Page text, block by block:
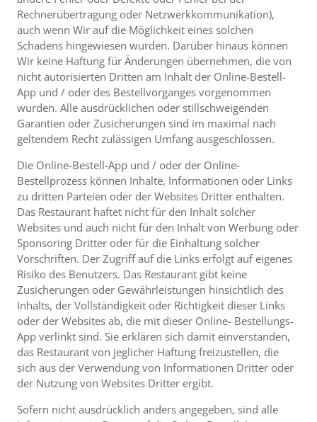
Rechnerübertragung oder Netzwerkkommunikation),
auch wenn Wir auf die Möglichkeit eines solchen
Schadens hingewiesen wurden. Darüber hinaus können
Wir keine Haftung für Änderungen übernehmen, die von
nicht autorisierten Dritten am Inhalt der Online-Bestell-
App und / oder des Bestellvorganges vorgenommen
wurden. Alle ausdrücklichen oder stillschweigenden
Garantien oder Zusicherungen sind im maximal nach
geltendem Recht zulässigen Umfang ausgeschlossen.
Die Online-Bestell-App und / oder der Online-
Bestellprozess können Inhalte, Informationen oder Links
zu dritten Parteien oder der Websites Dritter enthalten.
Das Restaurant haftet nicht für den Inhalt solcher
Websites und auch nicht für den Inhalt von Werbung oder
Sponsoring Dritter oder für die Einhaltung solcher
Vorschriften. Der Zugriff auf die Links erfolgt auf eigenes
Risiko des Benutzers. Das Restaurant gibt keine
Zusicherungen oder Gewährleistungen hinsichtlich des
Inhalts, der Vollständigkeit oder Richtigkeit dieser Links
oder der Websites ab, die mit dieser Online- Bestellungs-
App verlinkt sind. Sie erklären sich damit einverstanden,
das Restaurant von jeglicher Haftung freizustellen, die
sich aus der Verwendung von Informationen Dritter oder
der Nutzung von Websites Dritter ergibt.
Sofern nicht ausdrücklich anders angegeben, sind alle